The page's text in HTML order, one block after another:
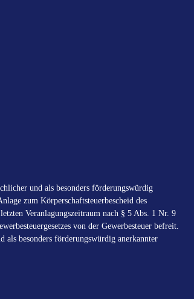
und als besonders förderungswürdig
zum Körperschaftsteuerbescheid des
Veranlagungszeitraum nach § 5 Abs. 1 Nr. 9
von der Gewerbesteuer befreit.
besonders förderungswürdig anerkannter